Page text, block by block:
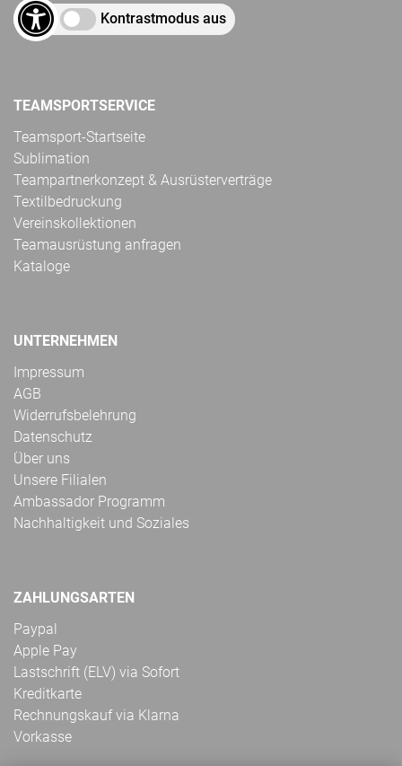
Kontrastmodus aus
TEAMSPORTSERVICE
Teamsport-Startseite
Sublimation
Teampartnerkonzept & Ausrüsterverträge
Textilbedruckung
Vereinskollektionen
Teamausrüstung anfragen
Kataloge
UNTERNEHMEN
Impressum
AGB
Widerrufsbelehrung
Datenschutz
Über uns
Unsere Filialen
Ambassador Programm
Nachhaltigkeit und Soziales
ZAHLUNGSARTEN
Paypal
Apple Pay
Lastschrift (ELV) via Sofort
Kreditkarte
Rechnungskauf via Klarna
Vorkasse